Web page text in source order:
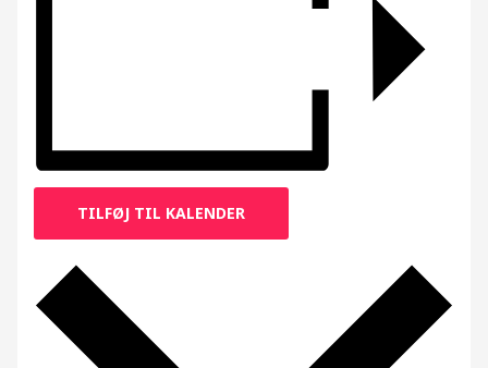
TILFØJ TIL KALENDER